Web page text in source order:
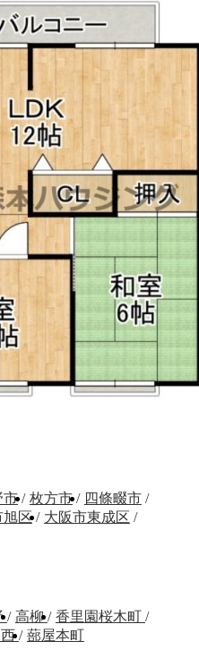
市 / 枚方市 / 四條畷市 /
旭区 / 大阪市東成区 /
/ 高柳/ 香里園桜木町 /
/ 蔀屋本町